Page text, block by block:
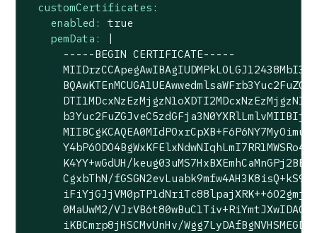
customCertificates:
enabled:
true
pemData:
      -----BEGIN CERTIFICATE-----
K4YY+wGdUH/
CgxbThN/
0MaUwM2/
iKBCmrp8jHSCMvUnHv/